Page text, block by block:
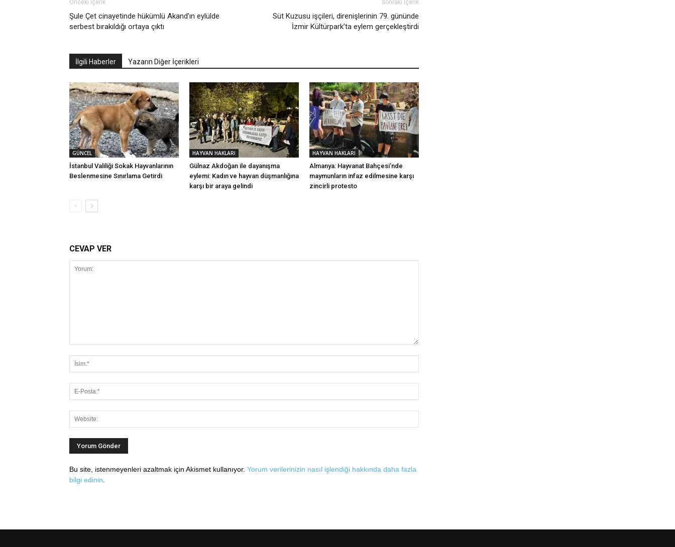
Önceki İçerik
Şule Çet cinayetinde hükümlü Akand’ın eylülde
serbest bırakıldığı ortaya çıktı
Sonraki İçerik
Süt Kuzusu işçileri, direnişlerinin 79. gününde
İzmir Kültürpark’ta eylem gerçekleştirdi
İlgili Haberler Yazarın Diğer İçerikleri
GÜNCEL
İstanbul Valiliği Sokak Hayvanlarının
Beslenmesine Sınırlama Getirdi
HAYVAN HAKLARI
Gülnaz Akdoğan ile dayanışma
eylemi: Kadın ve hayvan düşmanlığına
karşı bir araya gelindi
HAYVAN HAKLARI
Almanya: Hayvanat Bahçesi’nde
maymunların infaz edilmesine karşı
zincirli protesto
CEVAP VER
Bu site, istenmeyenleri azaltmak için Akismet kullanıyor. Yorum verilerinizin nasıl işlendiği hakkında daha fazla
bilgi edinin